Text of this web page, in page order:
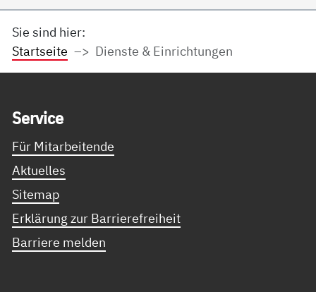
Sie sind hier:
Startseite
Dienste & Einrichtungen
Ser­vice
Für Mitarbeitende
Aktuelles
Sitemap
Erklärung zur Barrierefreiheit
Barriere melden